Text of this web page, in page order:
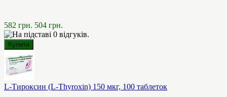
582 грн. 504 грн.
L-Тироксин (L-Thyroxin) 150 мкг, 100 таблеток